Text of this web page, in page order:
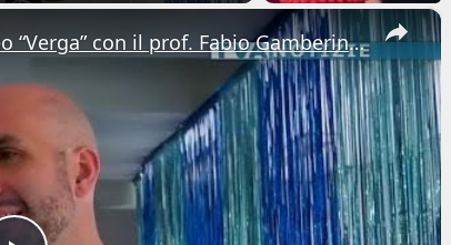
×
Adrano. Interessante incontro al liceo “Verga” con il prof. Fabio Gamberini. Studenti del Linguistic